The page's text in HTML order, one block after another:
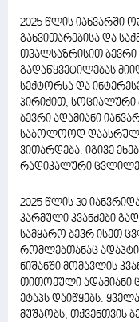
2025 წლის იანვარში
განვითარებისა და
თვალსაზრისით ბევრი
გადაწყვეტილებას
სექტორსა და
პირიქით, სოციალური
ბევრი ადამიანი
საბოლოოდ
ვითარდება. იგივე
რადიკალური
2025 წლის 30
კარმული კვანძები
სამყარო ბევრ ისეთ
რომლებთანაც
ნიშანში მომავლის
თითოეული ადამიანი
ეტაპს დაიწყებს.
მუშაობს, თქვენთვის